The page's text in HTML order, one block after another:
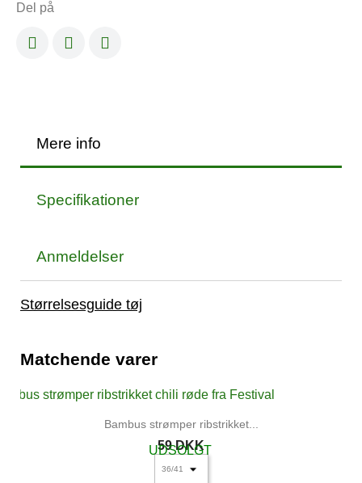
Del på
Mere info
Specifikationer
Anmeldelser
Størrelsesguide tøj
Matchende varer